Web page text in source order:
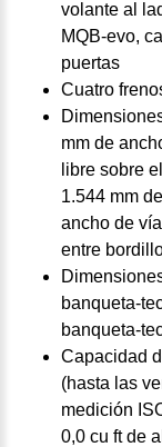
volante al
MQB-evo,
puertas
Cuatro
mm de
libre sobre
1.544 mm
ancho de
entre
banqueta-
banqueta-
Capacidad
(hasta las
medición
0,0 cu ft de